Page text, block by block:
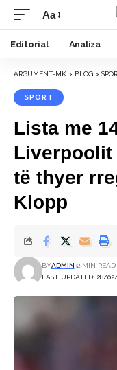
Font
Resizer
Aa
Editorial Analiza
ARGUMENT-MK > BLOG >
SPORT
Lista me
Liverpoolit
të thyer
Klopp
LAST UPDATED: 28/
BYADMIN 2 MIN READ